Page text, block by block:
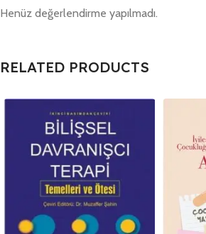
Henüz değerlendirme yapılmadı.
RELATED PRODUCTS